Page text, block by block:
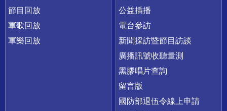
節目回放
軍歌回放
軍樂回放
公益插播
電台參訪
新聞採訪暨節目訪談
廣播訊號收聽量測
黑膠唱片查詢
留言版
國防部退伍令線上申請